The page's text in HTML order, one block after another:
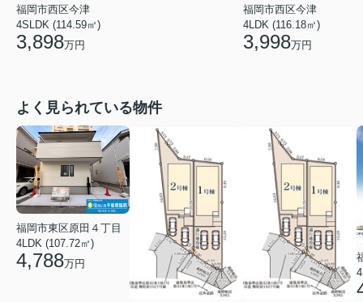
福岡市西区今津
4SLDK (114.59㎡)
3,898万円
福岡市西区今津
4LDK (116.18㎡)
3,998万円
よく見られている物件
福岡市東区原田４丁目
4LDK (107.72㎡)
4,788万円